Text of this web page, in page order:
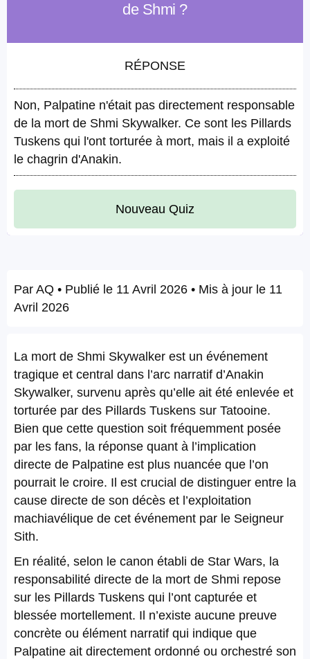
de Shmi ?
RÉPONSE
Non, Palpatine n'était pas directement responsable
de la mort de Shmi Skywalker. Ce sont les Pillards
Tuskens qui l'ont torturée à mort, mais il a exploité
le chagrin d'Anakin.
Nouveau Quiz
Par AQ • Publié le 11 Avril 2026 • Mis à jour le 11
Avril 2026
La mort de Shmi Skywalker est un événement
tragique et central dans l’arc narratif d’Anakin
Skywalker, survenu après qu’elle ait été enlevée et
torturée par des Pillards Tuskens sur Tatooine.
Bien que cette question soit fréquemment posée
par les fans, la réponse quant à l’implication
directe de Palpatine est plus nuancée que l’on
pourrait le croire. Il est crucial de distinguer entre la
cause directe de son décès et l’exploitation
machiavélique de cet événement par le Seigneur
Sith.
En réalité, selon le canon établi de Star Wars, la
responsabilité directe de la mort de Shmi repose
sur les Pillards Tuskens qui l’ont capturée et
blessée mortellement. Il n’existe aucune preuve
concrète ou élément narratif qui indique que
Palpatine ait directement ordonné ou orchestré son